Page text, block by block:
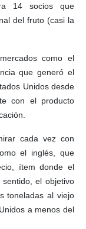
14 socios que
del fruto (casi la
como el
que generó el
Unidos desde
con el producto
cada vez con
el inglés, que
ítem donde el
el objetivo
toneladas al viejo
a menos del